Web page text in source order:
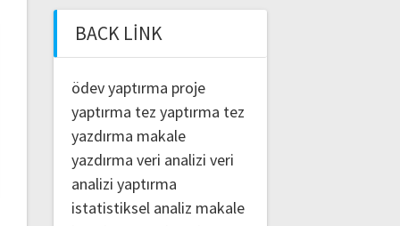
BACK LINK
ödev yaptırma proje
yaptırma tez yaptırma tez
yazdırma makale
yazdırma veri analizi veri
analizi yaptırma
istatistiksel analiz makale